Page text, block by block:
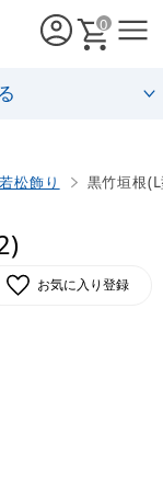
0
松飾り 黒竹垣根
お気に入り登録